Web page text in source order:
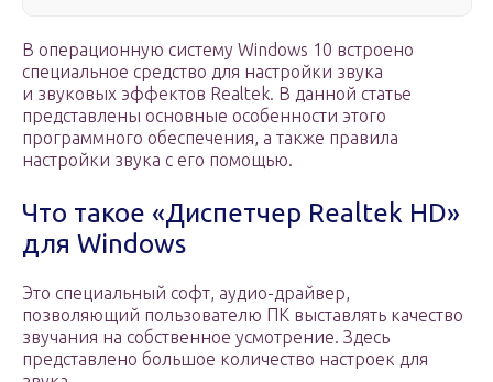
В операционную систему Windows 10 встроено
специальное средство для настройки звука
и звуковых эффектов Realtek. В данной статье
представлены основные особенности этого
программного обеспечения, а также правила
настройки звука с его помощью.
Что такое «Диспетчер Realtek HD»
для Windows
Это специальный софт, аудио-драйвер,
позволяющий пользователю ПК выставлять качество
звучания на собственное усмотрение. Здесь
представлено большое количество настроек для